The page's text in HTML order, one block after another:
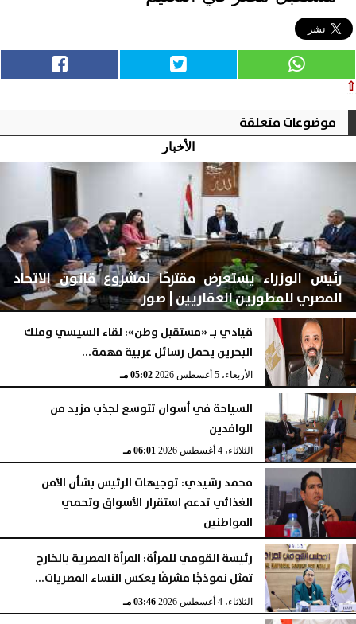
⇧
موضوعات متعلقة
الأخبار
رئيس الوزراء يستعرض مقترحًا لمشروع قانون الاتحاد
المصري للمطورين العقاريين | صور
الأربعاء، 5 أغسطس 2026 05:26 مـ
قيادي بـ «مستقبل وطن»: لقاء السيسي وملك
البحرين يحمل رسائل عربية مهمة...
الأربعاء، 5 أغسطس 2026 05:02 مـ
السياحة في أسوان تتوسع لجذب مزيد من
الوافدين
الثلاثاء، 4 أغسطس 2026 06:01 مـ
محمد رشيدي: توجيهات الرئيس بشأن الأمن
الغذائي تدعم استقرار الأسواق وتحمي
المواطنين
الثلاثاء، 4 أغسطس 2026
رئيسة القومي للمرأة: المرأة المصرية بالخارج
تمثل نموذجًا مشرفًا يعكس النساء المصريات...
الثلاثاء، 4 أغسطس 2026 03:46 مـ